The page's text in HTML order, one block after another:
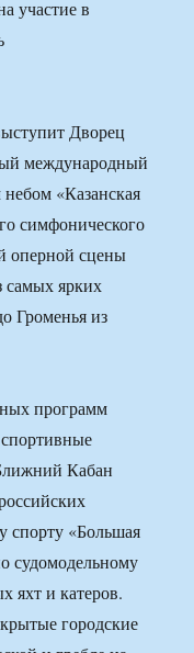
участие в
Дворец
международный
«Казанская
симфонического
оперной сцены
самых ярких
Громенья из
программ
Кабан
спорту «Большая
судомодельному
яхт и катеров.
городские